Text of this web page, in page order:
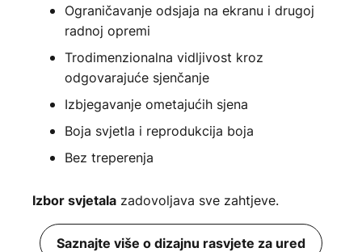
Ograničavanje odsjaja na ekranu i drugoj
radnoj opremi
Trodimenzionalna vidljivost kroz
odgovarajuće sjenčanje
Izbjegavanje ometajućih sjena
Boja svjetla i reprodukcija boja
Bez treperenja
Izbor svjetala zadovoljava sve zahtjeve.
Saznajte više o dizajnu rasvjete za ured